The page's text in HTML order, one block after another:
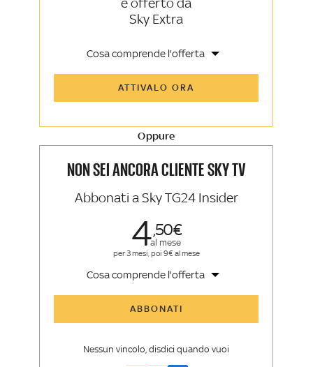
Sky Extra
Cosa comprende l'offerta
Sky Sport Insider
La newsletter esclusiva di Sky TG24
ATTIVALO ORA
Oppure
NON SEI ANCORA CLIENTE SKY TV
Abbonati a Sky TG24 Insider
450
al mese
per 3 mesi, poi 9€ al mese
Cosa comprende l'offerta
ABBONATI
Nessun vincolo, disdici quando vuoi